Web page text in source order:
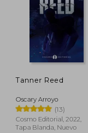
Tanner Reed
Oscary Arroyo
(13)
Cosmo Editorial, 2022,
Tapa Blanda, Nuevo